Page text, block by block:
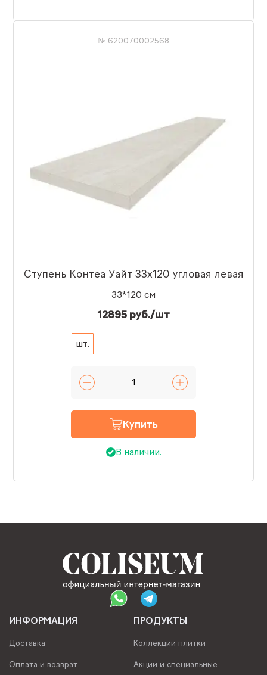
№ 620070002568
Ступень Контеа Уайт 33x120 угловая левая
33*120 см
12895 руб./шт
шт.
Купить
В наличии.
ИНФОРМАЦИЯ
Доставка
Оплата и возврат
ПРОДУКТЫ
Коллекции плитки
Акции и специальные